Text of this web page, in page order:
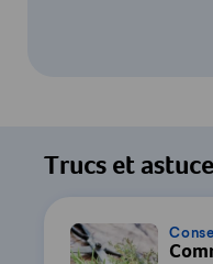
consentement
par YouTube
Trucs et